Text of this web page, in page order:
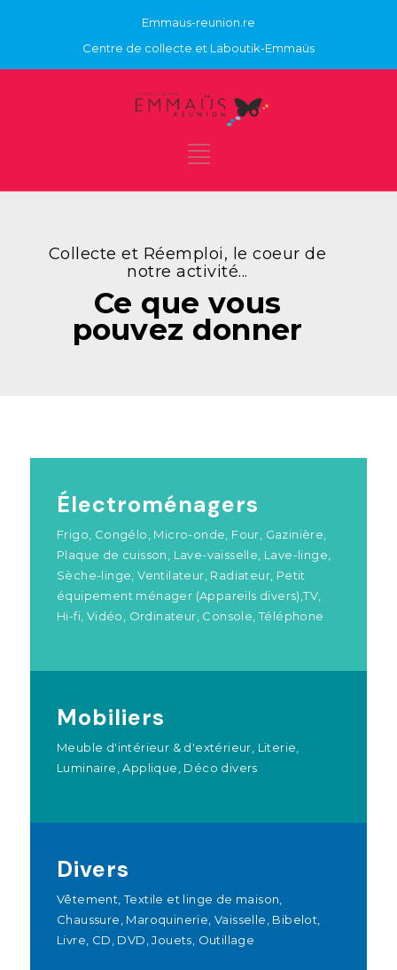
Emmaus-reunion.re
Centre de collecte et Laboutik-Emmaüs
Collecte et Réemploi, le coeur de
notre activité...
Ce que vous
pouvez donner
Électroménagers
Frigo, Congélo, Micro-onde, Four, Gazinière,
Plaque de cuisson, Lave-vaisselle, Lave-linge,
Sèche-linge, Ventilateur, Radiateur, Petit
équipement ménager (Appareils divers),TV,
Hi-fi, Vidéo, Ordinateur, Console, Téléphone
Mobiliers
Meuble d'intérieur & d'extérieur, Literie,
Luminaire, Applique, Déco divers
Divers
Vêtement, Textile et linge de maison,
Chaussure, Maroquinerie, Vaisselle, Bibelot,
Livre, CD, DVD, Jouets, Outillage